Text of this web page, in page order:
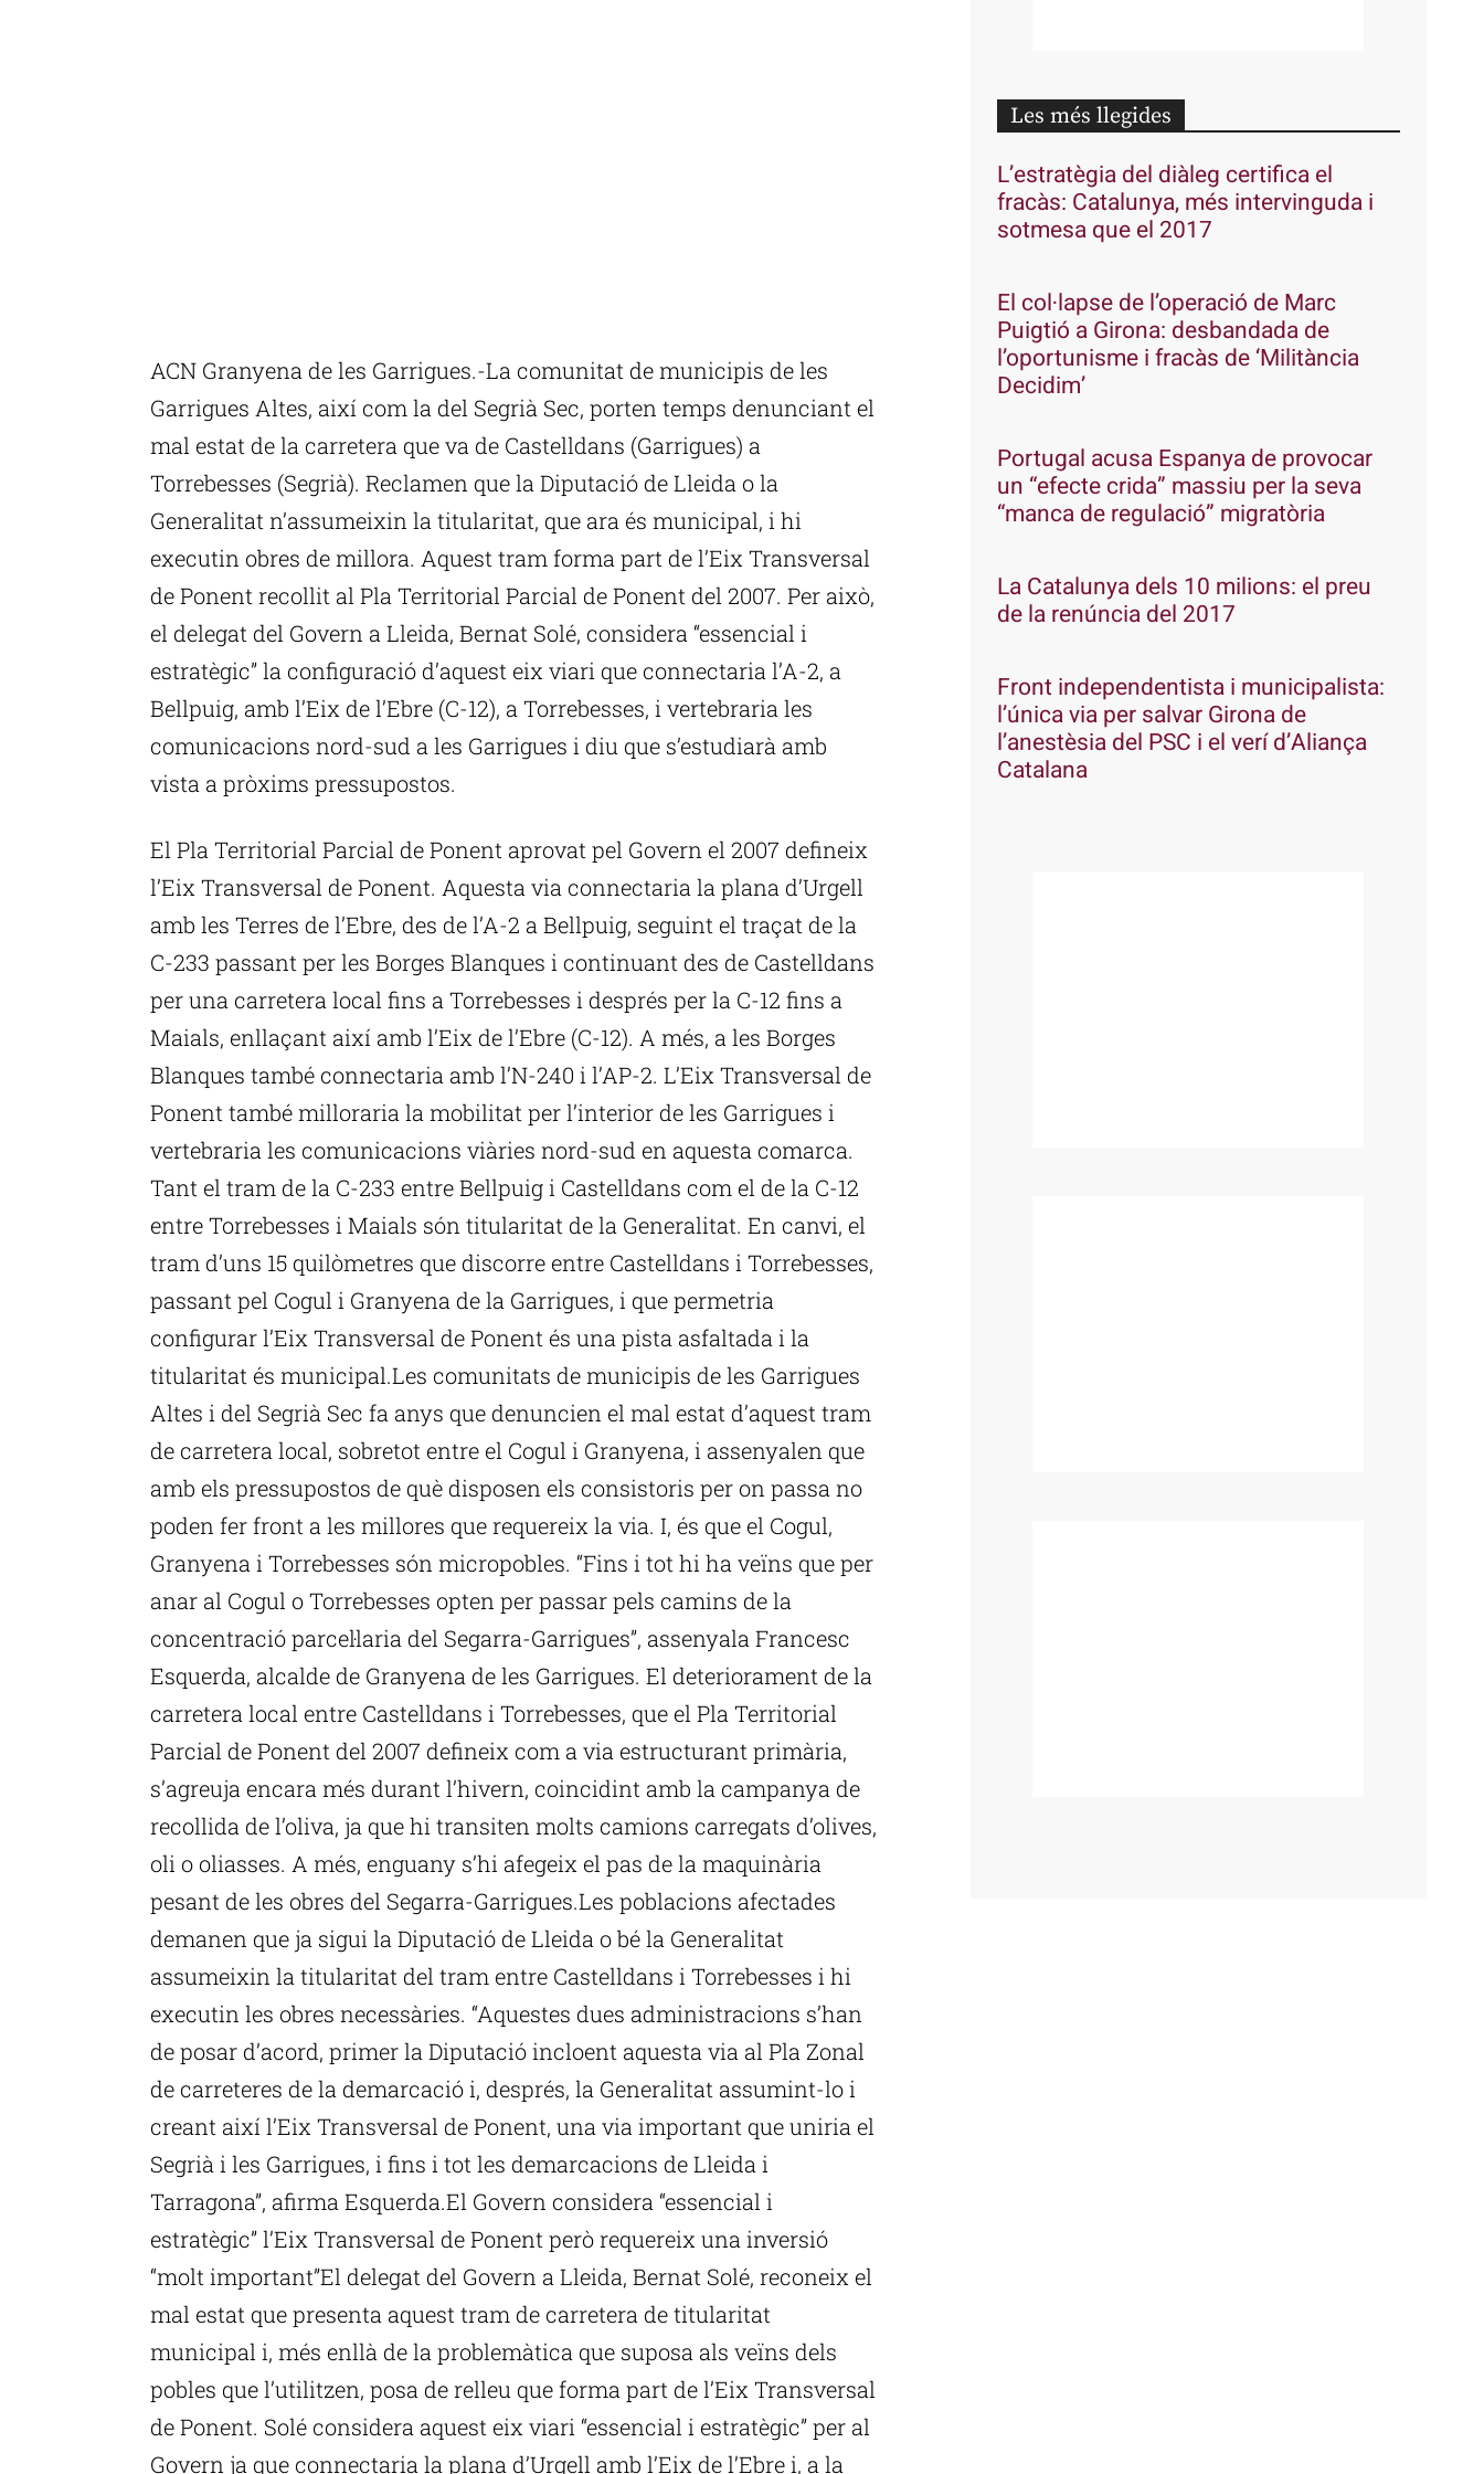
ACN Granyena de les Garrigues.-La comunitat de municipis de les
Garrigues Altes, així com la del Segrià Sec, porten temps denunciant el
mal estat de la carretera que va de Castelldans (Garrigues) a
Torrebesses (Segrià). Reclamen que la Diputació de Lleida o la
Generalitat n’assumeixin la titularitat, que ara és municipal, i hi
executin obres de millora. Aquest tram forma part de l’Eix Transversal
de Ponent recollit al Pla Territorial Parcial de Ponent del 2007. Per això,
el delegat del Govern a Lleida, Bernat Solé, considera “essencial i
estratègic” la configuració d’aquest eix viari que connectaria l’A-2, a
Bellpuig, amb l’Eix de l’Ebre (C-12), a Torrebesses, i vertebraria les
comunicacions nord-sud a les Garrigues i diu que s’estudiarà amb
vista a pròxims pressupostos.
El Pla Territorial Parcial de Ponent aprovat pel Govern el 2007 defineix
l’Eix Transversal de Ponent. Aquesta via connectaria la plana d’Urgell
amb les Terres de l’Ebre, des de l’A-2 a Bellpuig, seguint el traçat de la
C-233 passant per les Borges Blanques i continuant des de Castelldans
per una carretera local fins a Torrebesses i després per la C-12 fins a
Maials, enllaçant així amb l’Eix de l’Ebre (C-12). A més, a les Borges
Blanques també connectaria amb l’N-240 i l’AP-2. L’Eix Transversal de
Ponent també milloraria la mobilitat per l’interior de les Garrigues i
vertebraria les comunicacions viàries nord-sud en aquesta comarca.
Tant el tram de la C-233 entre Bellpuig i Castelldans com el de la C-12
entre Torrebesses i Maials són titularitat de la Generalitat. En canvi, el
tram d’uns 15 quilòmetres que discorre entre Castelldans i Torrebesses,
passant pel Cogul i Granyena de la Garrigues, i que permetria
configurar l’Eix Transversal de Ponent és una pista asfaltada i la
titularitat és municipal.Les comunitats de municipis de les Garrigues
Altes i del Segrià Sec fa anys que denuncien el mal estat d’aquest tram
de carretera local, sobretot entre el Cogul i Granyena, i assenyalen que
amb els pressupostos de què disposen els consistoris per on passa no
poden fer front a les millores que requereix la via. I, és que el Cogul,
Granyena i Torrebesses són micropobles. “Fins i tot hi ha veïns que per
anar al Cogul o Torrebesses opten per passar pels camins de la
concentració parcel·laria del Segarra-Garrigues”, assenyala Francesc
Esquerda, alcalde de Granyena de les Garrigues. El deteriorament de la
carretera local entre Castelldans i Torrebesses, que el Pla Territorial
Parcial de Ponent del 2007 defineix com a via estructurant primària,
s’agreuja encara més durant l’hivern, coincidint amb la campanya de
recollida de l’oliva, ja que hi transiten molts camions carregats d’olives,
oli o oliasses. A més, enguany s’hi afegeix el pas de la maquinària
pesant de les obres del Segarra-Garrigues.Les poblacions afectades
demanen que ja sigui la Diputació de Lleida o bé la Generalitat
assumeixin la titularitat del tram entre Castelldans i Torrebesses i hi
executin les obres necessàries. “Aquestes dues administracions s’han
de posar d’acord, primer la Diputació incloent aquesta via al Pla Zonal
de carreteres de la demarcació i, després, la Generalitat assumint-lo i
creant així l’Eix Transversal de Ponent, una via important que uniria el
Segrià i les Garrigues, i fins i tot les demarcacions de Lleida i
Tarragona”, afirma Esquerda.El Govern considera “essencial i
estratègic” l’Eix Transversal de Ponent però requereix una inversió
“molt important”El delegat del Govern a Lleida, Bernat Solé, reconeix el
mal estat que presenta aquest tram de carretera de titularitat
municipal i, més enllà de la problemàtica que suposa als veïns dels
pobles que l’utilitzen, posa de relleu que forma part de l’Eix Transversal
de Ponent. Solé considera aquest eix viari “essencial i estratègic” per al
Govern ja que connectaria la plana d’Urgell amb l’Eix de l’Ebre i, a la
Les més llegides
L’estratègia del diàleg certifica el
fracàs: Catalunya, més intervinguda i
sotmesa que el 2017
El col·lapse de l’operació de Marc
Puigtió a Girona: desbandada de
l’oportunisme i fracàs de ‘Militància
Decidim’
Portugal acusa Espanya de provocar
un “efecte crida” massiu per la seva
“manca de regulació” migratòria
La Catalunya dels 10 milions: el preu
de la renúncia del 2017
Front independentista i municipalista:
l’única via per salvar Girona de
l’anestèsia del PSC i el verí d’Aliança
Catalana